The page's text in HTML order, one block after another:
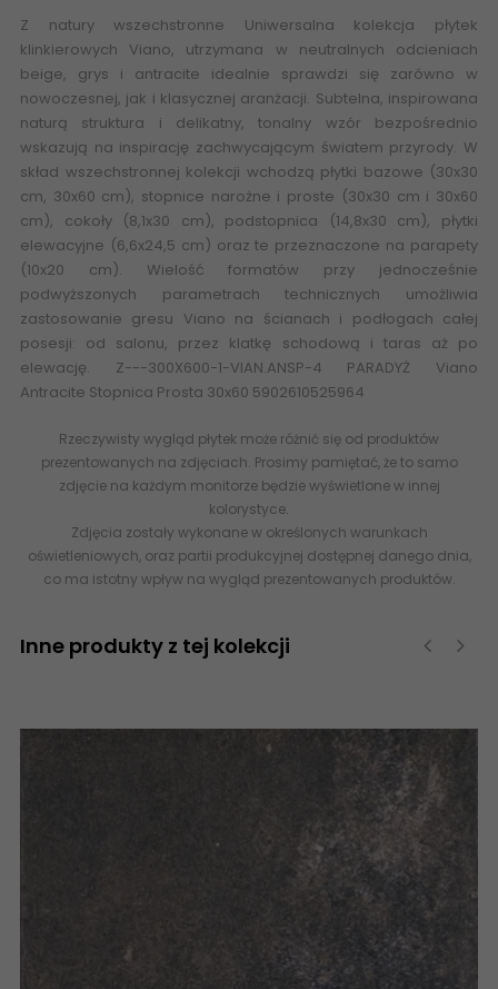
Z natury wszechstronne Uniwersalna kolekcja płytek
klinkierowych Viano, utrzymana w neutralnych odcieniach
beige, grys i antracite idealnie sprawdzi się zarówno w
nowoczesnej, jak i klasycznej aranżacji. Subtelna, inspirowana
naturą struktura i delikatny, tonalny wzór bezpośrednio
wskazują na inspirację zachwycającym światem przyrody. W
skład wszechstronnej kolekcji wchodzą płytki bazowe (30x30
cm, 30x60 cm), stopnice narożne i proste (30x30 cm i 30x60
cm), cokoły (8,1x30 cm), podstopnica (14,8x30 cm), płytki
elewacyjne (6,6x24,5 cm) oraz te przeznaczone na parapety
(10x20 cm). Wielość formatów przy jednocześnie
podwyższonych parametrach technicznych umożliwia
zastosowanie gresu Viano na ścianach i podłogach całej
posesji: od salonu, przez klatkę schodową i taras aż po
elewację. Z---300X600-1-VIAN.ANSP-4 PARADYŻ Viano
Antracite Stopnica Prosta 30x60 5902610525964
Rzeczywisty wygląd płytek może różnić się od produktów
prezentowanych na zdjęciach. Prosimy pamiętać, że to samo
zdjęcie na każdym monitorze będzie wyświetlone w innej
kolorystyce.
Zdjęcia zostały wykonane w określonych warunkach
oświetleniowych, oraz partii produkcyjnej dostępnej danego dnia,
co ma istotny wpływ na wygląd prezentowanych produktów.
Inne produkty z tej kolekcji